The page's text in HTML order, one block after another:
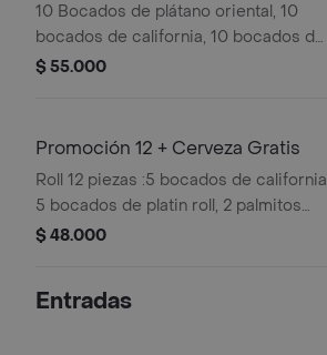
10 Bocados de plátano oriental, 10
bocados de california, 10 bocados de
filadelfia y bebida de la casa.
$ 55.000
Promoción 12 + Cerveza Gratis
Roll 12 piezas :5 bocados de california
5 bocados de platin roll, 2 palmitos
apanados acompañado de cerveza.
$ 48.000
Entradas